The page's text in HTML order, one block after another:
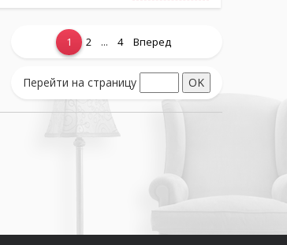
1 2 ... 4 Вперед
Перейти на страницу